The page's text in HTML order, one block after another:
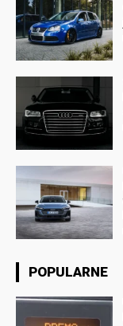
POPULARNE